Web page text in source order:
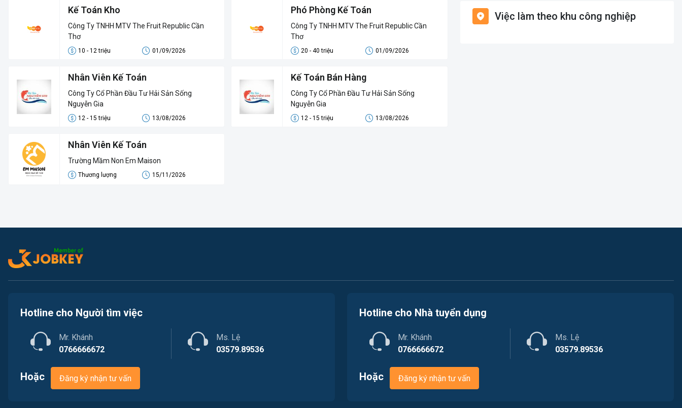
Kế Toán Kho
Công Ty TNHH MTV The Fruit Republic Cần
Thơ
10 - 12 triệu 01/09/2026
Phó Phòng Kế Toán
Công Ty TNHH MTV The Fruit Republic Cần
Thơ
20 - 40 triệu 01/09/2026
Nhân Viên Kế Toán
Công Ty Cổ Phần Đầu Tư Hải Sản Sống
Nguyễn Gia
12 - 15 triệu 13/08/2026
Kế Toán Bán Hàng
Công Ty Cổ Phần Đầu Tư Hải Sản Sống
Nguyễn Gia
12 - 15 triệu 13/08/2026
Nhân Viên Kế Toán
Trường Mầm Non Em Maison
Thương lượng 15/11/2026
Văn Phòng
Quản lý chất lượng (QA-QC)
Sản xuất / Vận hành sản xuất
Việc làm Cái Khế
Việc làm Thuận Hưng
Việc làm Long Phú 1
Việc làm Đại Thành
Việc làm Ngã Bảy
Việc làm theo khu công nghiệp
Hotline cho Người tìm việc
Mr. Khánh
0766666672
Ms. Lệ
03579.89536
Hoặc Đăng ký nhận tư vấn
Hotline cho Nhà tuyển dụng
Mr. Khánh
0766666672
Ms. Lệ
03579.89536
Hoặc Đăng ký nhận tư vấn